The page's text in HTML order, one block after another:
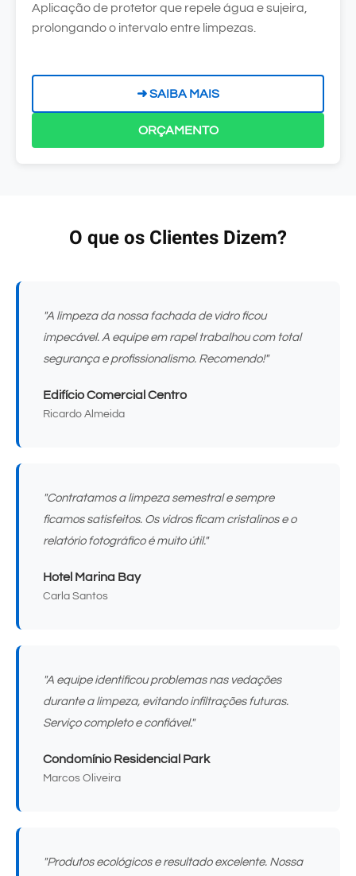
Aplicação de protetor que repele água e sujeira,
prolongando o intervalo entre limpezas.
➜ SAIBA MAIS
ORÇAMENTO
O que os Clientes Dizem?
"A limpeza da nossa fachada de vidro ficou
impecável. A equipe em rapel trabalhou com total
segurança e profissionalismo. Recomendo!"
Edifício Comercial Centro
Ricardo Almeida
"Contratamos a limpeza semestral e sempre
ficamos satisfeitos. Os vidros ficam cristalinos e o
relatório fotográfico é muito útil."
Hotel Marina Bay
Carla Santos
"A equipe identificou problemas nas vedações
durante a limpeza, evitando infiltrações futuras.
Serviço completo e confiável."
Condomínio Residencial Park
Marcos Oliveira
"Produtos ecológicos e resultado excelente. Nossa